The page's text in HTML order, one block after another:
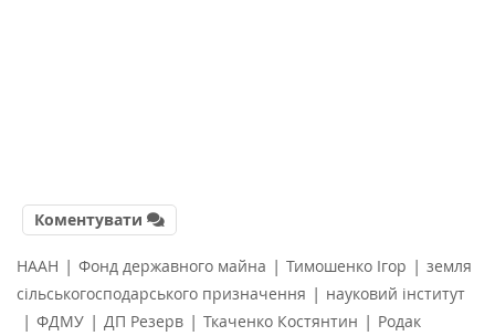
Коментувати
НААН | Фонд державного майна | Тимошенко Ігор | земля
сільськогосподарського призначення | науковий інститут
| ФДМУ | ДП Резерв | Ткаченко Костянтин | Родак